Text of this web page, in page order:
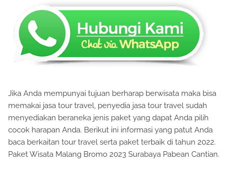
Jika Anda mempunyai tujuan berharap berwisata maka bisa
memakai jasa tour travel, penyedia jasa tour travel sudah
menyediakan beraneka jenis paket yang dapat Anda pilih
cocok harapan Anda. Berikut ini informasi yang patut Anda
baca berkaitan tour travel serta paket terbaik di tahun 2022.
Paket Wisata Malang Bromo 2023 Surabaya Pabean Cantian.